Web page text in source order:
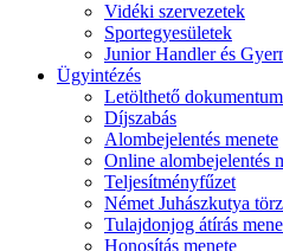
Vidéki szervezetek
Sportegyesületek
Junior Handler és
Ügyintézés
Letölthető
Díjszabás
Alombejelentés menete
Online alombejelentés
Teljesítményfűzet
Német Juhászkutya
Tulajdonjog átírás
Honosítás menete